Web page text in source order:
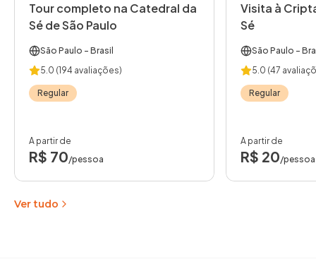
Tour completo na Catedral da
Sé de São Paulo
São Paulo - Brasil
5.0 (194 avaliações)
Regular
A partir de
R$ 70/pessoa
Visita à
Sé
São Paulo -
5.0 (47
Regular
A partir de
R$ 20/pessoa
Ver tudo